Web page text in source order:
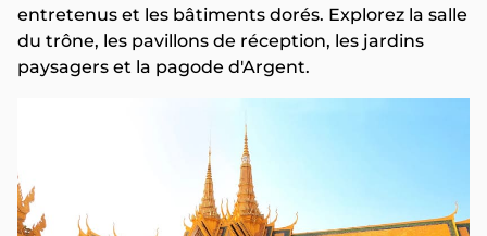
entretenus et les bâtiments dorés. Explorez la salle
du trône, les pavillons de réception, les jardins
paysagers et la pagode d'Argent.